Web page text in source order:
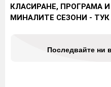
КЛАСИРАНЕ, ПРОГРАМА
МИНАЛИТЕ СЕЗОНИ - ТУК
Последвайте ни